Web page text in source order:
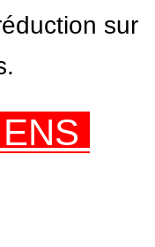
sur